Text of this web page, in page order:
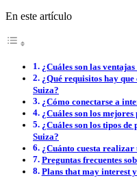
En este artículo
¿Cuáles son las
¿Qué requisitos hay
Suiza?
¿Cómo conectarse a
¿Cuáles son los
¿Cuáles son los tipos
Suiza?
¿Cuánto cuesta
Preguntas frecuentes
Plans that may interest